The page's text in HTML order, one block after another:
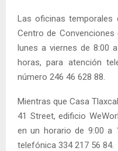
Las oficinas temporales
Centro de
lunes a viernes de 8:00
horas, para atención
número 246 46 628 88.
Mientras que Casa
41 Street, edificio
en un horario de 9:00 a
telefónica 334 217 56 84.